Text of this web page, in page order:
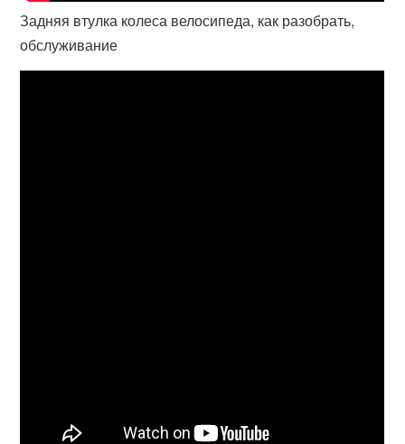
Задняя втулка колеса велосипеда, как разобрать,
обслуживание